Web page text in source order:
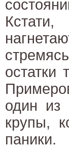
остатки
один из
крупы,
паники.